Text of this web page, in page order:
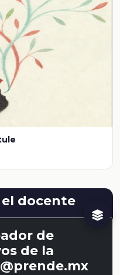
docente
de
de la